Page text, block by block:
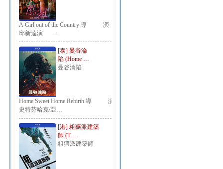
A Girl out of the Country 導 演：
邱新達演 …
[泰] 曼谷淪
陷 (Home …
曼谷淪陷
Home Sweet Home Rebirth 導 演：
史特芬哈克/亞…
[港] 粗獷派建築
師 (T…
粗獷派建築師